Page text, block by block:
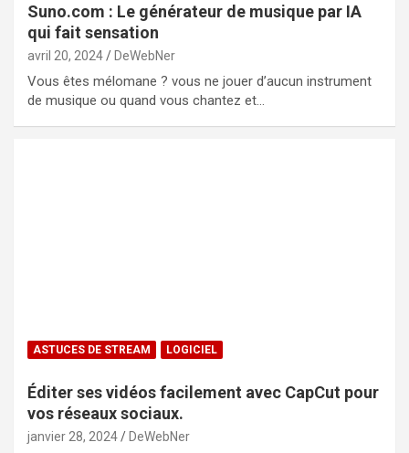
Suno.com : Le générateur de musique par IA
qui fait sensation
avril 20, 2024 DeWebNer
Vous êtes mélomane ? vous ne jouer d’aucun instrument
de musique ou quand vous chantez et…
ASTUCES DE STREAM LOGICIEL
Éditer ses vidéos facilement avec CapCut pour
vos réseaux sociaux.
janvier 28, 2024 DeWebNer